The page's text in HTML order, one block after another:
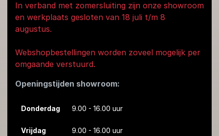
In verband met zomersluiting zijn onze showroom
en werkplaats gesloten van 18 juli t/m 8
augustus.
Webshopbestellingen worden zoveel mogelijk per
omgaande verstuurd.
Openingstijden showroom:
Donderdag 9.00 - 16.00 uur
Vrijdag 9.00 - 16.00 uur